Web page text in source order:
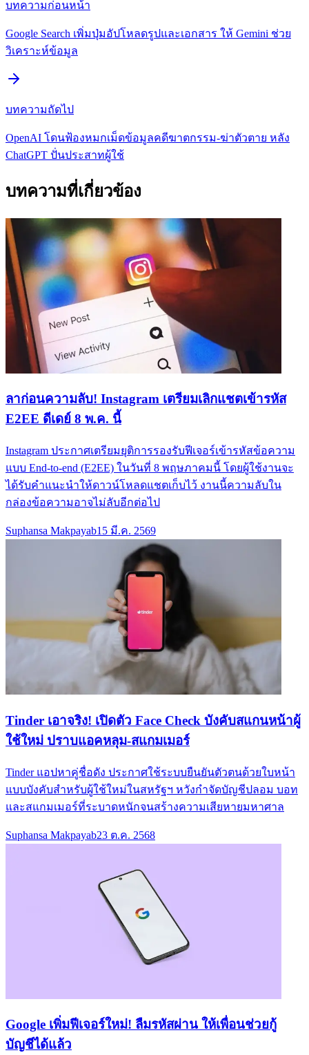
บทความก่อนหน้า
Google Search เพิ่มปุ่มอัปโหลดรูปและเอกสาร ให้ Gemini ช่วย
วิเคราะห์ข้อมูล
บทความถัดไป
OpenAI โดนฟ้องหมกเม็ดข้อมูลคดีฆาตกรรม-ฆ่าตัวตาย หลัง
ChatGPT ปั่นประสาทผู้ใช้
บทความที่เกี่ยวข้อง
ลาก่อนความลับ! Instagram เตรียมเลิกแชตเข้ารหัส
E2EE ดีเดย์ 8 พ.ค. นี้
Instagram ประกาศเตรียมยุติการรองรับฟีเจอร์เข้ารหัสข้อความ
แบบ End-to-end (E2EE) ในวันที่ 8 พฤษภาคมนี้ โดยผู้ใช้งานจะ
ได้รับคำแนะนำให้ดาวน์โหลดแชตเก็บไว้ งานนี้ความลับใน
กล่องข้อความอาจไม่ลับอีกต่อไป
Suphansa Makpayab15 มี.ค. 2569
Tinder เอาจริง! เปิดตัว Face Check บังคับสแกนหน้าผู้
ใช้ใหม่ ปราบแอคหลุม-สแกมเมอร์
Tinder แอปหาคู่ชื่อดัง ประกาศใช้ระบบยืนยันตัวตนด้วยใบหน้า
แบบบังคับสำหรับผู้ใช้ใหม่ในสหรัฐฯ หวังกำจัดบัญชีปลอม บอท
และสแกมเมอร์ที่ระบาดหนักจนสร้างความเสียหายมหาศาล
Suphansa Makpayab23 ต.ค. 2568
Google เพิ่มฟีเจอร์ใหม่! ลืมรหัสผ่าน ให้เพื่อนช่วยกู้
บัญชีได้แล้ว